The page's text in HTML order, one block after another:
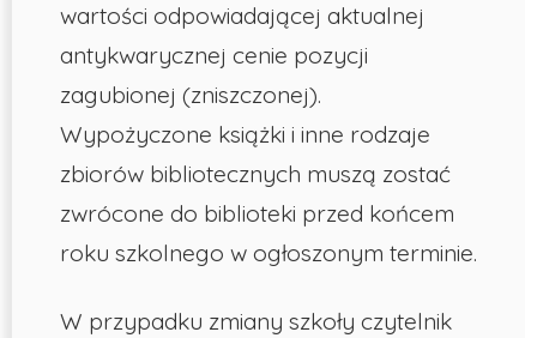
wartości odpowiadającej aktualnej
antykwarycznej cenie pozycji
zagubionej (zniszczonej).
Wypożyczone książki i inne rodzaje
zbiorów bibliotecznych muszą zostać
zwrócone do biblioteki przed końcem
roku szkolnego w ogłoszonym terminie.
W przypadku zmiany szkoły czytelnik